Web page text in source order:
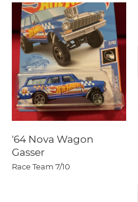
'64 Nova Wagon
Gasser
Race Team 7/10